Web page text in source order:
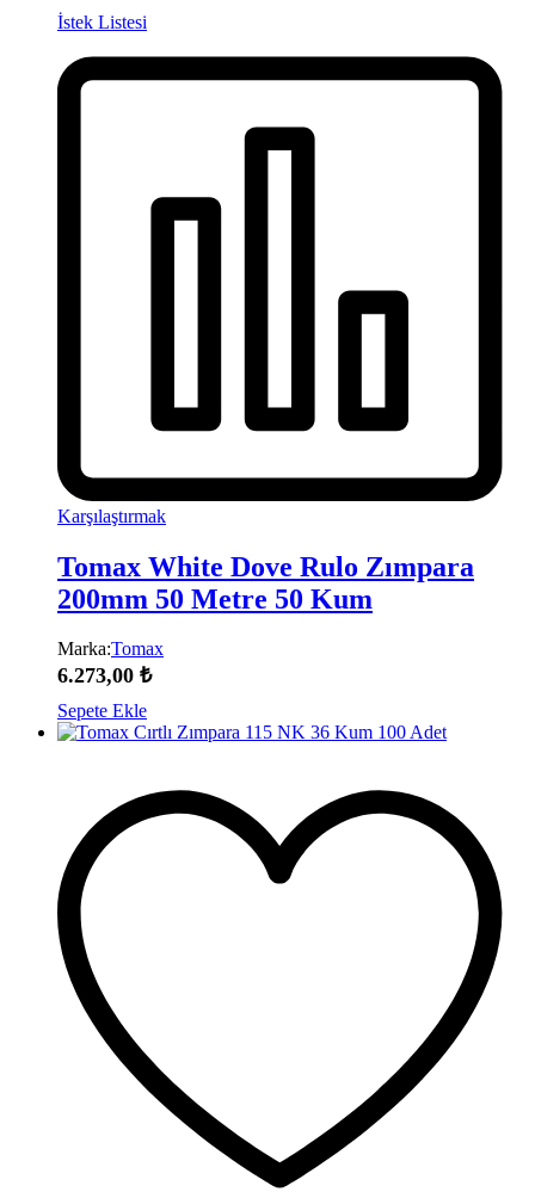
İstek Listesi
Karşılaştırmak
Tomax White Dove Rulo Zımpara
200mm 50 Metre 50 Kum
Marka:Tomax
6.273,00 ₺
Sepete Ekle